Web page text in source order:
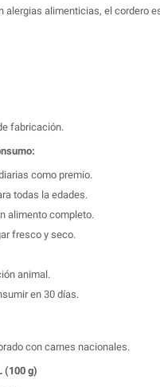
alergias alimenticias, el cordero
fabricación.
como premio.
todas la edades.
alimento completo.
fresco y seco.
animal.
en 30 días.
con carnes nacionales.
(100 g)